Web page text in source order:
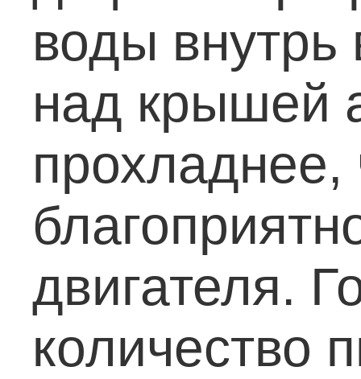
воды внутрь
над крышей
прохладнее,
двигателя.
количество